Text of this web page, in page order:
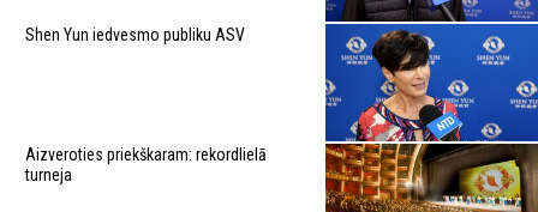
Shen Yun iedvesmo publiku ASV
Aizveroties priekškaram: rekordlielā
turneja